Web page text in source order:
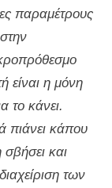
παραμέτρους
είναι η μόνη
το κάνει.
πιάνει κάπου
και
των